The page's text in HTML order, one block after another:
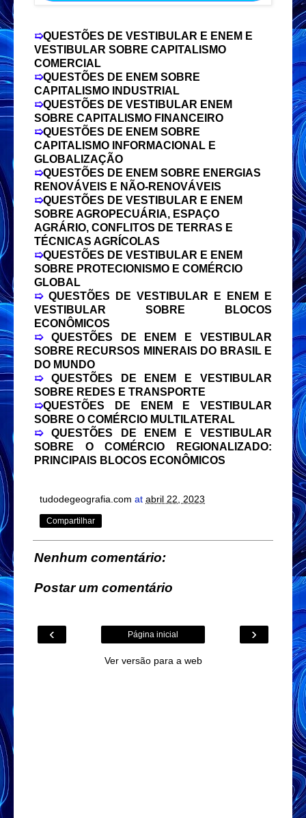
➯QUESTÕES DE VESTIBULAR E ENEM E
VESTIBULAR SOBRE CAPITALISMO
COMERCIAL
➯QUESTÕES DE ENEM SOBRE
CAPITALISMO INDUSTRIAL
➯QUESTÕES DE VESTIBULAR ENEM
SOBRE CAPITALISMO FINANCEIRO
➯QUESTÕES DE ENEM SOBRE
CAPITALISMO INFORMACIONAL E
GLOBALIZAÇÃO
➯QUESTÕES DE ENEM SOBRE ENERGIAS
RENOVÁVEIS E NÃO-RENOVÁVEIS
➯QUESTÕES DE VESTIBULAR E ENEM
SOBRE AGROPECUÁRIA, ESPAÇO
AGRÁRIO, CONFLITOS DE TERRAS E
TÉCNICAS AGRÍCOLAS
➯QUESTÕES DE VESTIBULAR E ENEM
SOBRE PROTECIONISMO E COMÉRCIO
GLOBAL
➯ QUESTÕES DE VESTIBULAR E ENEM E
VESTIBULAR SOBRE BLOCOS
ECONÔMICOS
➯ QUESTÕES DE ENEM E VESTIBULAR
SOBRE RECURSOS MINERAIS DO BRASIL E
DO MUNDO
➯ QUESTÕES DE ENEM E VESTIBULAR
SOBRE REDES E TRANSPORTE
➯QUESTÕES DE ENEM E VESTIBULAR
SOBRE O COMÉRCIO MULTILATERAL
➯ QUESTÕES DE ENEM E VESTIBULAR
SOBRE O COMÉRCIO REGIONALIZADO:
PRINCIPAIS BLOCOS ECONÔMICOS
tudodegeografia.com at abril 22, 2023
Compartilhar
Nenhum comentário:
Postar um comentário
‹ ›
Página inicial
Ver versão para a web